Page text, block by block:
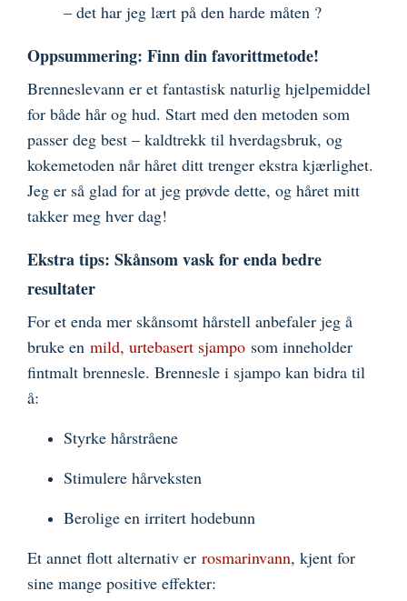
– det har jeg lært på den harde måten ?
Oppsummering: Finn din favorittmetode!
Brenneslevann er et fantastisk naturlig hjelpemiddel
for både hår og hud. Start med den metoden som
passer deg best – kaldtrekk til hverdagsbruk, og
kokemetoden når håret ditt trenger ekstra kjærlighet.
Jeg er så glad for at jeg prøvde dette, og håret mitt
takker meg hver dag!
Ekstra tips: Skånsom vask for enda bedre
resultater
For et enda mer skånsomt hårstell anbefaler jeg å
bruke en mild, urtebasert sjampo som inneholder
fintmalt brennesle. Brennesle i sjampo kan bidra til
å:
Styrke hårstråene
Stimulere hårveksten
Berolige en irritert hodebunn
Et annet flott alternativ er rosmarinvann, kjent for
sine mange positive effekter: